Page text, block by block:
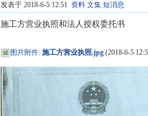
发表于 2018-6-5 12:51 资料 文集 短消息
施工方营业执照和法人授权委托书
图片附件:施工方营业执照.jpg (2018-6-5